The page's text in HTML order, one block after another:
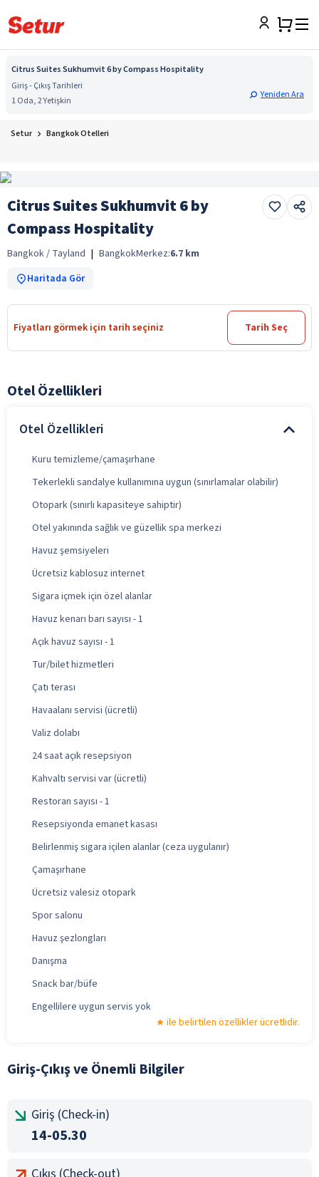
Citrus Suites Sukhumvit 6 by Compass Hospitality
Giriş - Çıkış Tarihleri
1 Oda, 2 Yetişkin
Yeniden Ara
Setur Bangkok Otelleri
Citrus Suites Sukhumvit 6 by
Compass Hospitality
Bangkok / Tayland | BangkokMerkez:6.7 km
Haritada Gör
Fiyatları görmek için tarih seçiniz Tarih Seç
Otel Özellikleri
Otel Özellikleri
Kuru temizleme/çamaşırhane
Tekerlekli sandalye kullanımına uygun (sınırlamalar olabilir)
Otopark (sınırlı kapasiteye sahiptir)
Otel yakınında sağlık ve güzellik spa merkezi
Havuz şemsiyeleri
Ücretsiz kablosuz internet
Sigara içmek için özel alanlar
Havuz kenarı barı sayısı - 1
Açık havuz sayısı - 1
Tur/bilet hizmetleri
Çatı terası
Havaalanı servisi (ücretli)
Valiz dolabı
24 saat açık resepsiyon
Kahvaltı servisi var (ücretli)
Restoran sayısı - 1
Resepsiyonda emanet kasası
Belirlenmiş sigara içilen alanlar (ceza uygulanır)
Çamaşırhane
Ücretsiz valesiz otopark
Spor salonu
Havuz şezlongları
Danışma
Snack bar/büfe
Engellilere uygun servis yok
ile belirtilen özellikler ücretlidir.
Giriş-Çıkış ve Önemli Bilgiler
Giriş (Check-in)
14-05.30